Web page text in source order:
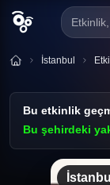
İstanbul
Bu etkinlik
Bu şehirdeki
İstanbul